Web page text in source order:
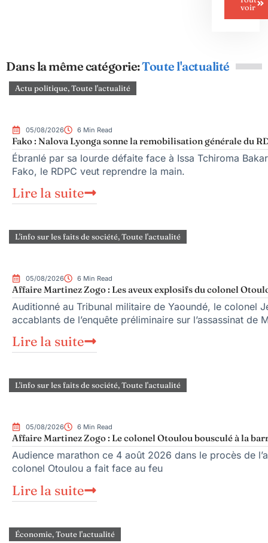
voir
Dans la même catégorie:Toute l'actualité
Actu politique,Toute l'actualité
05/08/2026 6 Min Read
Fako : Nalova Lyonga sonne la remobilisation générale du
Ébranlé par sa lourde défaite face à Issa Tchiroma
Fako, le RDPC veut reprendre la main.
Lire la suite
L'info sur les faits de société,Toute l'actualité
05/08/2026 6 Min Read
Affaire Martinez Zogo : Les aveux explosifs du colonel
Auditionné au Tribunal militaire de Yaoundé, le colonel
accablants de l’enquête préliminaire sur l’assassinat de
Lire la suite
L'info sur les faits de société,Toute l'actualité
05/08/2026 6 Min Read
Affaire Martinez Zogo : Le colonel Otoulou bousculé à la
Audience marathon ce 4 août 2026 dans le procès de
colonel Otoulou a fait face au feu
Lire la suite
Économie,Toute l'actualité